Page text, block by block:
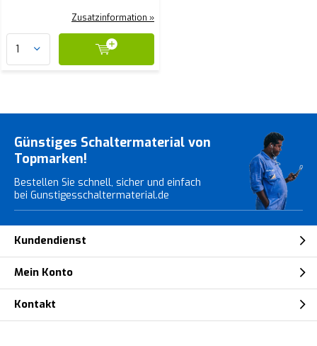
Zusatzinformation »
Günstiges Schaltermaterial von
Topmarken!
Bestellen Sie schnell, sicher und einfach
bei Gunstigesschaltermaterial.de
Kundendienst
Mein Konto
Kontakt